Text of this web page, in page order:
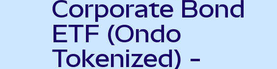
Corporate Bond
ETF (Ondo
Tokenized) -